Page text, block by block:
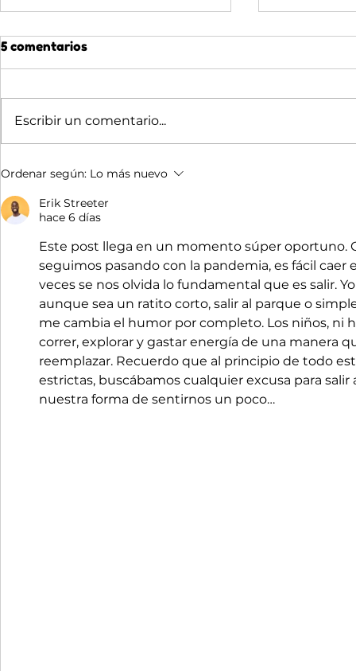
🌙 ADVENTRIX DE NOCHE:
GRUPOS QUE DUERMEN
AQUÍ
5 comentarios
Escribir un comentario...
Ordenar según: Lo más nuevo
Erik Streeter
hace 6 días
Este post llega en un momento súper oportuno.
seguimos pasando con la pandemia, es fácil caer
veces se nos olvida lo fundamental que es salir.
aunque sea un ratito corto, salir al parque o
me cambia el humor por completo. Los niños, ni
correr, explorar y gastar energía de una manera
reemplazar. Recuerdo que al principio de todo
estrictas, buscábamos cualquier excusa para
nuestra forma de sentirnos un poco…